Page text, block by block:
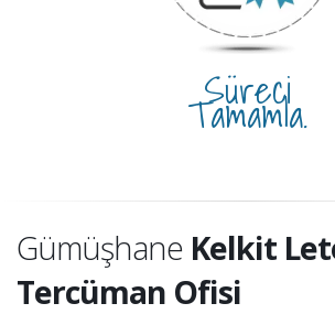
Süreci
Tamamla.
Gümüşhane Kelkit
Tercüman Ofisi